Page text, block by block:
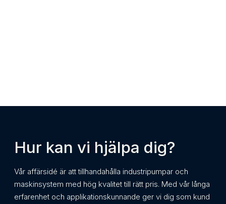
Hur kan vi hjälpa dig?
Vår affärsidé är att tillhandahålla industripumpar och
maskinsystem med hög kvalitet till rätt pris. Med vår långa
erfarenhet och applikationskunnande ger vi dig som kund